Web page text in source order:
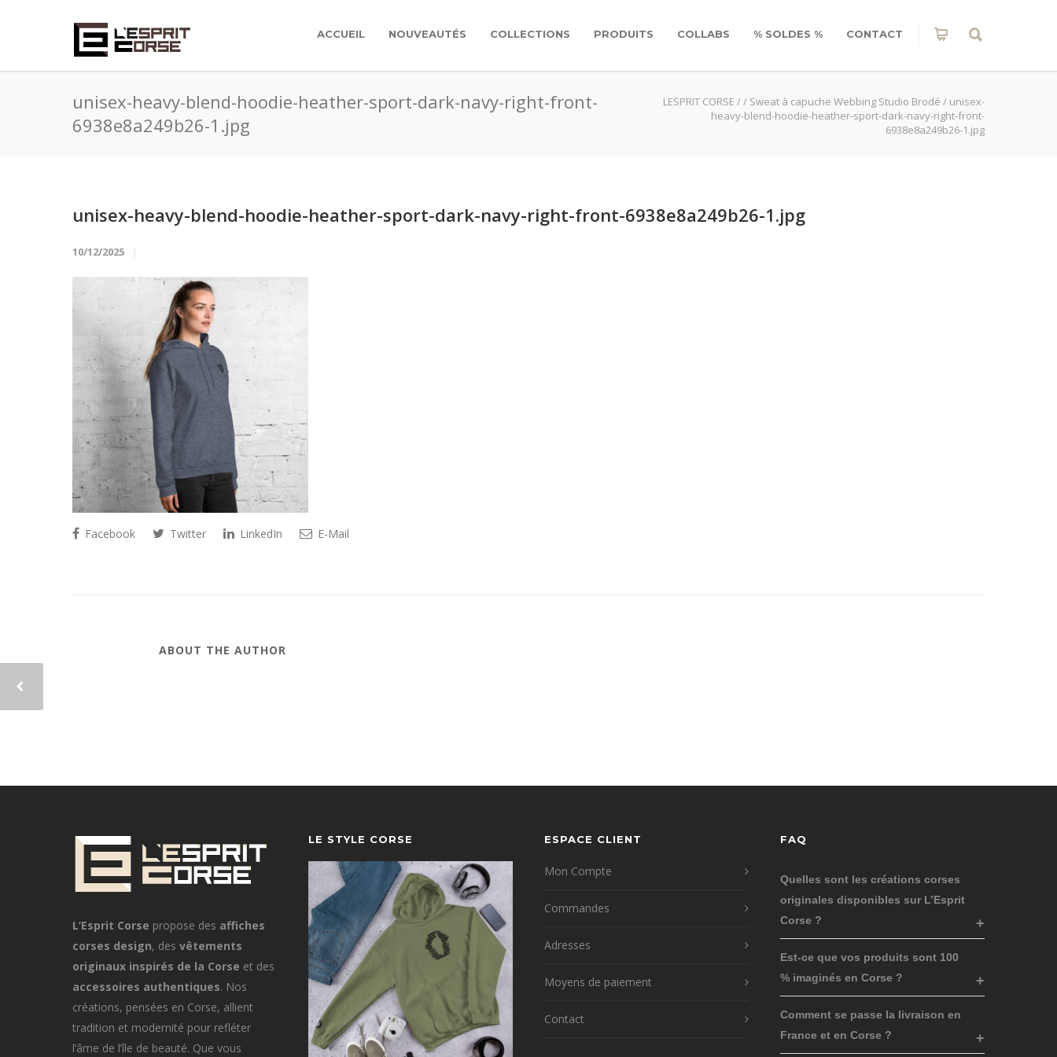
ACCUEIL NOUVEAUTÉS COLLECTIONS PRODUITS COLLABS % SOLDES % CONTACT
unisex-heavy-blend-hoodie-heather-sport-dark-navy-right-front-
6938e8a249b26-1.jpg
LESPRIT CORSE // Sweat à capuche Webbing Studio Brodé / unisex-
heavy-blend-hoodie-heather-sport-dark-navy-right-front-
6938e8a249b26-1.jpg
unisex-heavy-blend-hoodie-heather-sport-dark-navy-right-front-6938e8a249b26-1.jpg
10/12/2025
Facebook Twitter LinkedIn E-Mail
ABOUT THE AUTHOR
L’Esprit Corse propose des affiches
corses design, des vêtements
originaux inspirés de la Corse et des
accessoires authentiques. Nos
créations, pensées en Corse, allient
tradition et modernité pour refléter
l’âme de l’île de beauté. Que vous
LE STYLE CORSE ESPACE CLIENT
Mon Compte
Commandes
Adresses
Moyens de paiement
Contact
FAQ
Quelles sont les créations corses
originales disponibles sur L’Esprit
Corse ?
Est-ce que vos produits sont 100
% imaginés en Corse ?
Comment se passe la livraison en
France et en Corse ?